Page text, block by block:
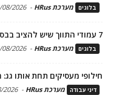
בלוגים מערכת HRus -
08/2026
7 עמודי התווך שיש להציב בבסיס תהליך הגיוס ומיתוג המעסיק
בלוגים מערכת HRus -
08/2026
חילופי מעסיקים תחת אותו
דיני עבודה מערכת HRus -
2026